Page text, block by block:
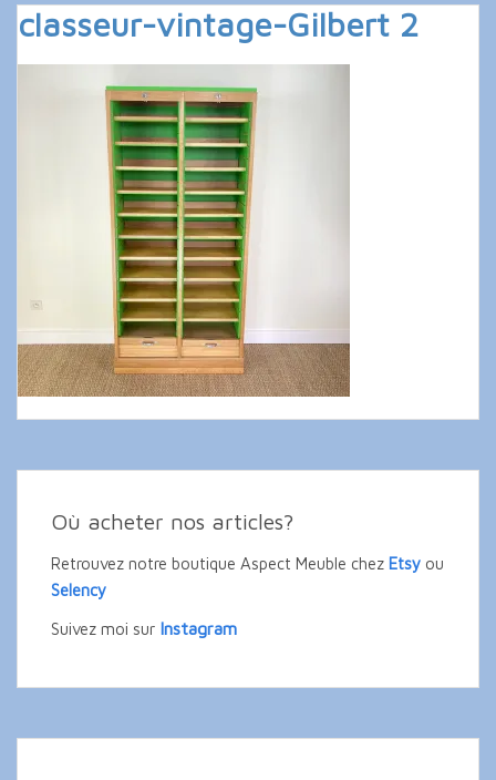
classeur-vintage-Gilbert 2
Où acheter nos articles?
Retrouvez notre boutique Aspect Meuble chez Etsy ou
Selency
Suivez moi sur Instagram